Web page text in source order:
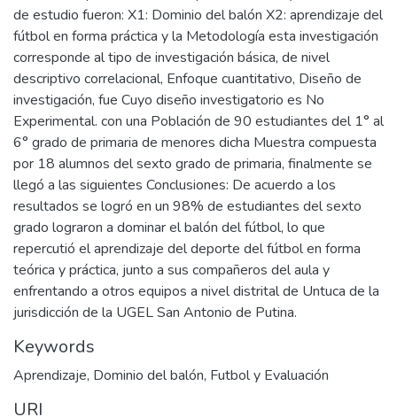
de estudio fueron: X1: Dominio del balón X2: aprendizaje del
fútbol en forma práctica y la Metodología esta investigación
corresponde al tipo de investigación básica, de nivel
descriptivo correlacional, Enfoque cuantitativo, Diseño de
investigación, fue Cuyo diseño investigatorio es No
Experimental. con una Población de 90 estudiantes del 1° al
6° grado de primaria de menores dicha Muestra compuesta
por 18 alumnos del sexto grado de primaria, finalmente se
llegó a las siguientes Conclusiones: De acuerdo a los
resultados se logró en un 98% de estudiantes del sexto
grado lograron a dominar el balón del fútbol, lo que
repercutió el aprendizaje del deporte del fútbol en forma
teórica y práctica, junto a sus compañeros del aula y
enfrentando a otros equipos a nivel distrital de Untuca de la
jurisdicción de la UGEL San Antonio de Putina.
Keywords
Aprendizaje, Dominio del balón, Futbol y Evaluación
URI